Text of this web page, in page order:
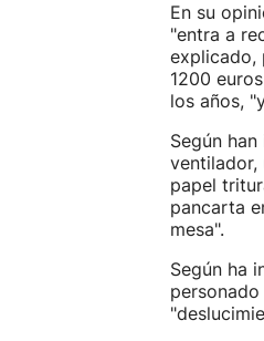
En su
"entra a
explicado,
1200
los años,
Según
ventilador,
papel
pancarta
mesa".
Según ha